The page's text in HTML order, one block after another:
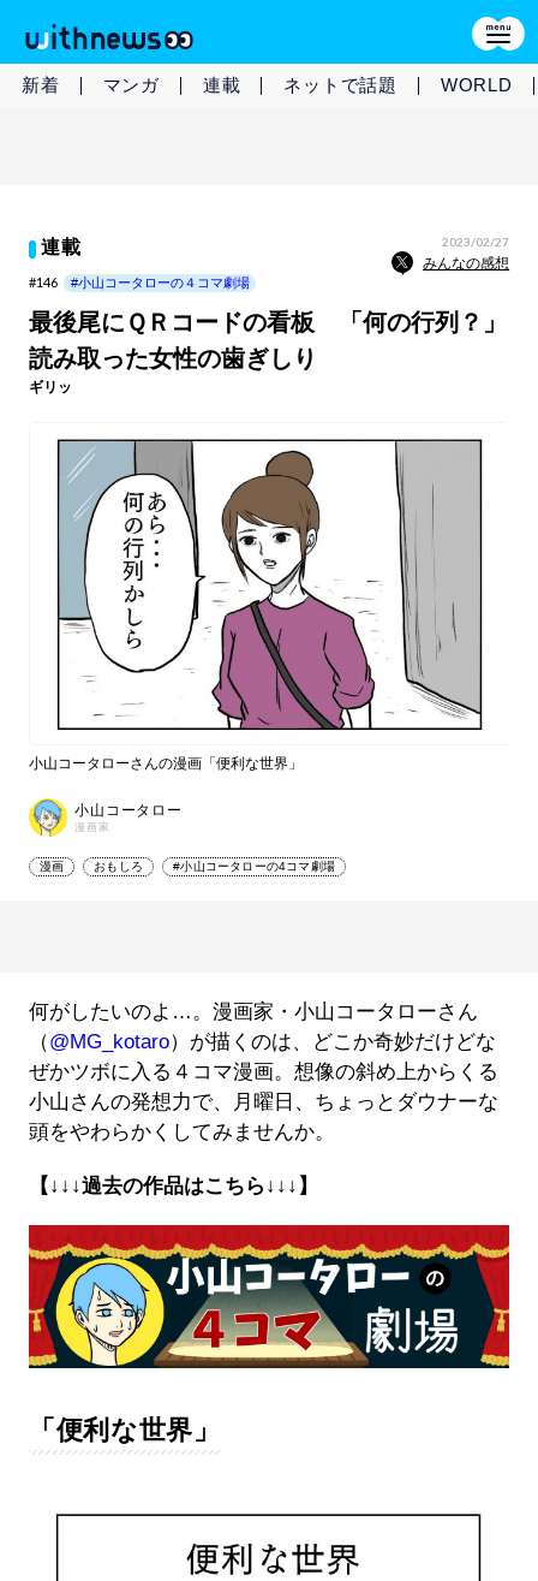
新着 マンガ 連載 ネットで話題 WORLD
連載 2023/02/27
みんなの感想
#146 #小山コータローの４コマ劇場
最後尾にＱＲコードの看板 「何の行列？」
読み取った女性の歯ぎしり
ギリッ
小山コータローさんの漫画「便利な世界」
小山コータロー
漫画家
漫画 おもしろ #小山コータローの4コマ劇場
何がしたいのよ…。漫画家・小山コータローさん
（@MG_kotaro）が描くのは、どこか奇妙だけどな
ぜかツボに入る４コマ漫画。想像の斜め上からくる
小山さんの発想力で、月曜日、ちょっとダウナーな
頭をやわらかくしてみませんか。
【↓↓↓過去の作品はこちら↓↓↓】
「便利な世界」